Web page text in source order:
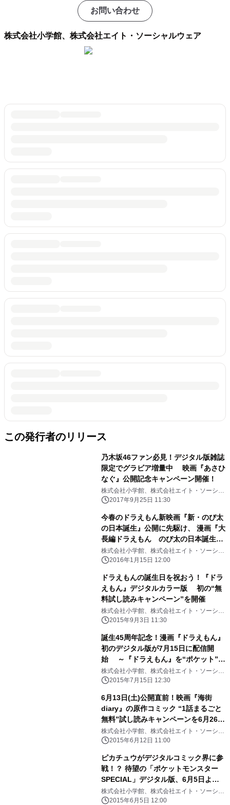
お問い合わせ
株式会社小学館、株式会社エイト・ソーシャルウェア
この発行者のリリース
乃木坂46ファン必見！デジタル版雑誌
限定でグラビア増量中 映画『あさひ
なぐ』公開記念キャンペーン開催！
株式会社小学館、株式会社エイト・ソーシャ
ルウェア
2017年9月25日 11:30
今春のドラえもん新映画『新・のび太
の日本誕生』公開に先駆け、 漫画『大
長編ドラえもん のび太の日本誕生』
を1月15日、電子配信開始！
株式会社小学館、株式会社エイト・ソーシャ
ルウェア
2016年1月15日 12:00
ドラえもんの誕生日を祝おう！『ドラ
えもん』デジタルカラー版 初の“無
料試し読みキャンペーン”を開催
株式会社小学館、株式会社エイト・ソーシャ
ルウェア
2015年9月3日 11:30
誕生45周年記念！漫画『ドラえもん』
初のデジタル版が7月15日に配信開
始 ～『ドラえもん』を“ポケット”に
入れて持ち歩こう！～
株式会社小学館、株式会社エイト・ソーシャ
ルウェア
2015年7月15日 12:30
6月13日(土)公開直前！映画『海街
diary』の原作コミック “1話まるごと
無料”試し読みキャンペーンを6月26日
(金)まで開催！
株式会社小学館、株式会社エイト・ソーシャ
ルウェア
2015年6月12日 11:00
ピカチュウがデジタルコミック界に参
戦！？ 待望の「ポケットモンスター
SPECIAL」デジタル版、6月5日より
順次配信開始
株式会社小学館、株式会社エイト・ソーシャ
ルウェア
2015年6月5日 12:00